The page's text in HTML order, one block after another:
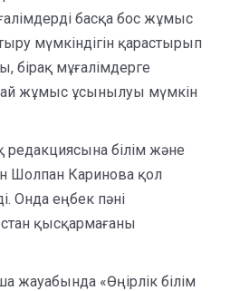
басқа бос жұмыс
мүмкіндігін қарастырып
бірақ мұғалімдерге
жұмыс ұсынылуы мүмкін
редакциясына білім және
Шолпан Каринова қол
Онда еңбек пәні
қысқармағаны
жауабында «Өңірлік білім